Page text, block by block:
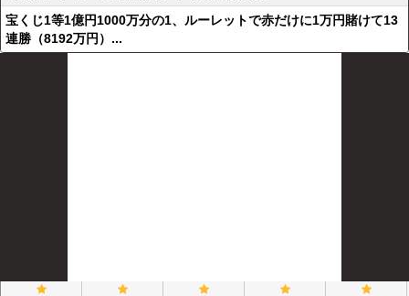
宝くじ1等1億円1000万分の1、ルーレットで赤だけに1万円賭けて13
連勝（8192万円）...